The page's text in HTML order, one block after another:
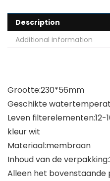
Description
Additional information
Grootte:230*56mm
Geschikte
Leven filterelementen:12-
kleur wit
Materiaal:membraan
Inhoud van de
Alleen het